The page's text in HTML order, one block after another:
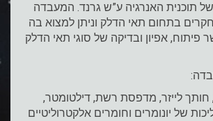
תוכנית האנרגיה ע”ש גרנד. המעבדה
בתחום תאי הדלק וניתן למצוא בה
פיתוח, אפיון ובדיקה של סוגי תאי הדלק
לייזר, מדפסת רשת, דילטומטר,
של יונומרים וחומרים אלקטרוליטיים